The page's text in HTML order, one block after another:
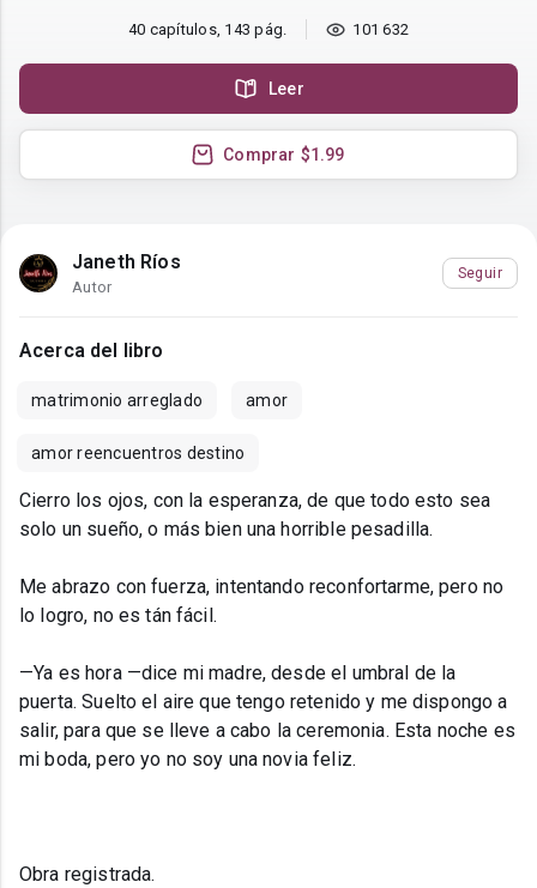
40 capítulos, 143 pág. 101 632
Leer
Comprar $1.99
Janeth Ríos
Autor
Seguir
Acerca del libro
matrimonio arreglado amor
amor reencuentros destino
Cierro los ojos, con la esperanza, de que todo esto sea
solo un sueño, o más bien una horrible pesadilla.
Me abrazo con fuerza, intentando reconfortarme, pero no
lo logro, no es tán fácil.
—Ya es hora —dice mi madre, desde el umbral de la
puerta. Suelto el aire que tengo retenido y me dispongo a
salir, para que se lleve a cabo la ceremonia. Esta noche es
mi boda, pero yo no soy una novia feliz.
Obra registrada.